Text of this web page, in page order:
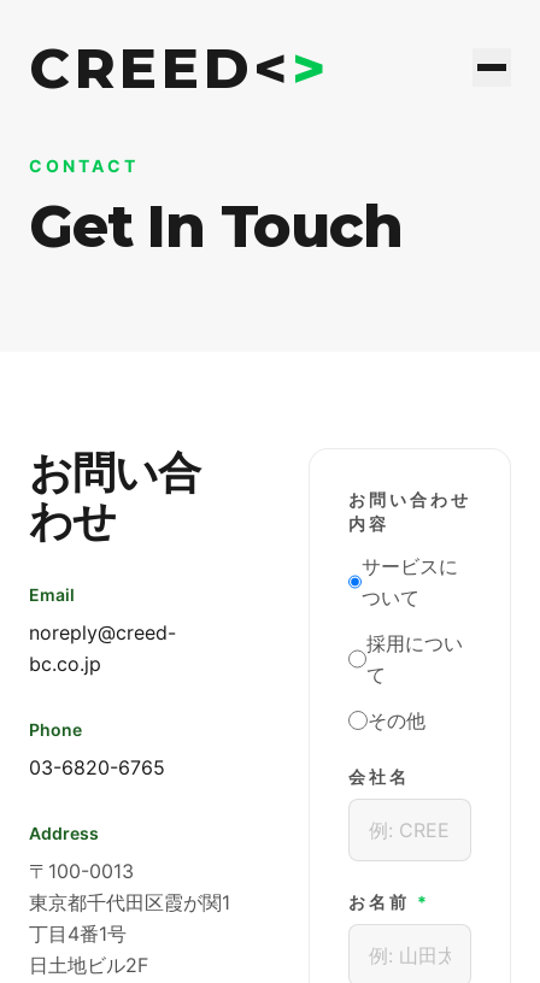
CREED<>
CONTACT
Get In Touch
お問い合
わせ
Email
noreply@creed-
bc.co.jp
Phone
03-6820-6765
Address
〒100-0013
東京都千代田区霞が関1
丁目4番1号
日土地ビル2F
お問い合わせ
内容
サービスに
ついて
採用につい
て
その他
会社名
お名前 *